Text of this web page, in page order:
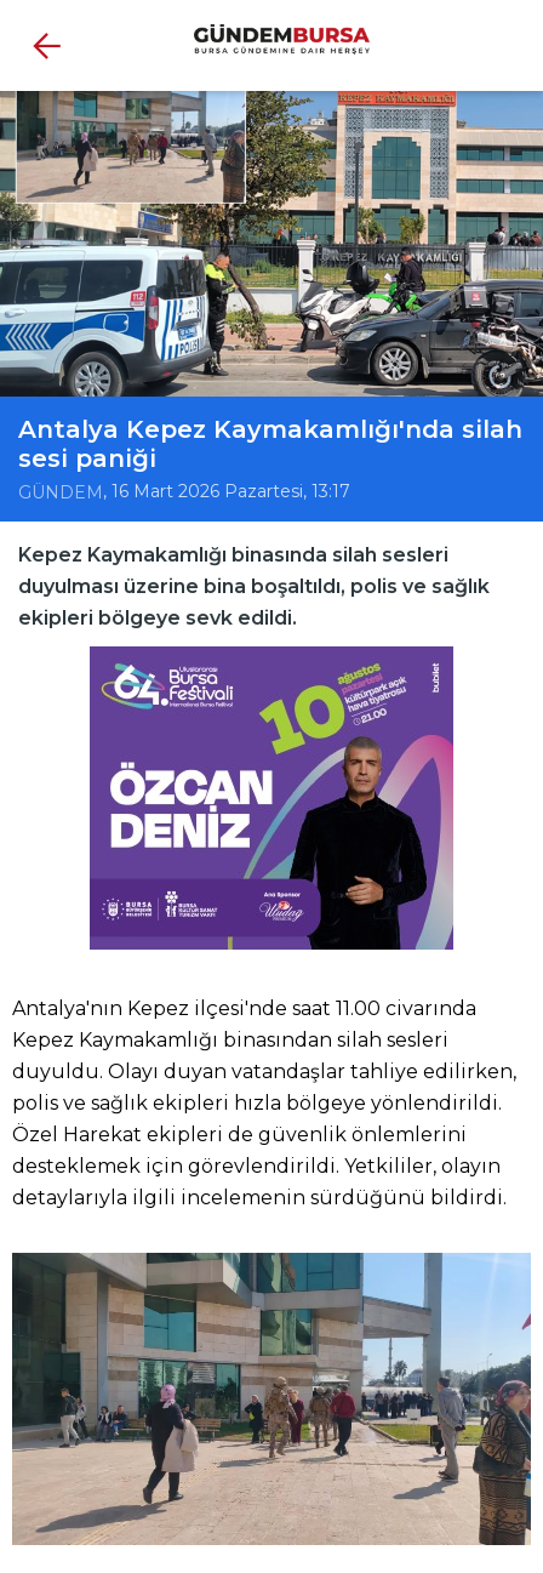
Antalya Kepez Kaymakamlığı'nda silah
sesi paniği
GÜNDEM , 16 Mart 2026 Pazartesi, 13:17
Kepez Kaymakamlığı binasında silah sesleri
duyulması üzerine bina boşaltıldı, polis ve sağlık
ekipleri bölgeye sevk edildi.
Antalya'nın Kepez ilçesi'nde saat 11.00 civarında
Kepez Kaymakamlığı binasından silah sesleri
duyuldu. Olayı duyan vatandaşlar tahliye edilirken,
polis ve sağlık ekipleri hızla bölgeye yönlendirildi.
Özel Harekat ekipleri de güvenlik önlemlerini
desteklemek için görevlendirildi. Yetkililer, olayın
detaylarıyla ilgili incelemenin sürdüğünü bildirdi.